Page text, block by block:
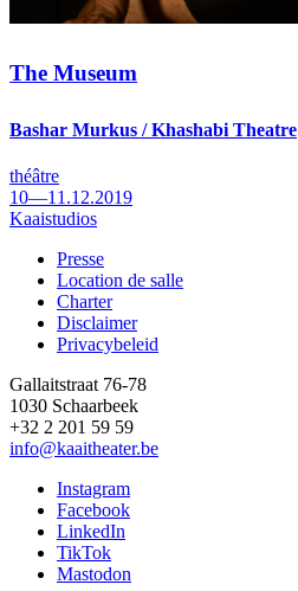
The Museum
Bashar Murkus / Khashabi Theatre
théâtre
10—11.12.2019
Kaaistudios
Footer
Presse
Location de salle
Charter
Disclaimer
Privacybeleid
Gallaitstraat 76-78
1030 Schaarbeek
+32 2 201 59 59
info@kaaitheater.be
Instagram
Facebook
LinkedIn
TikTok
Mastodon